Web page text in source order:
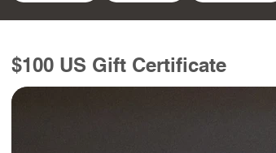
$100 US Gift Certificate